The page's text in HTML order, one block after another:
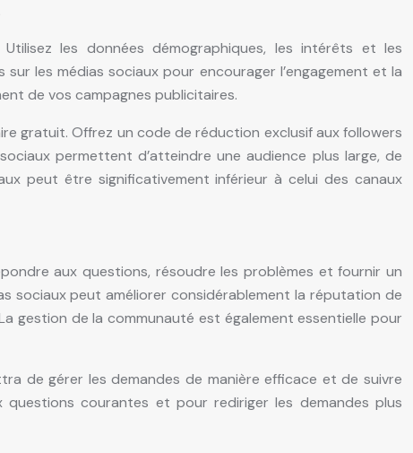
les données démographiques, les intérêts et les
les médias sociaux pour encourager l’engagement et la
de vos campagnes publicitaires.
gratuit. Offrez un code de réduction exclusif aux followers
permettent d’atteindre une audience plus large, de
peut être significativement inférieur à celui des canaux
aux questions, résoudre les problèmes et fournir un
sociaux peut améliorer considérablement la réputation de
gestion de la communauté est également essentielle pour
de gérer les demandes de manière efficace et de suivre
courantes et pour rediriger les demandes plus